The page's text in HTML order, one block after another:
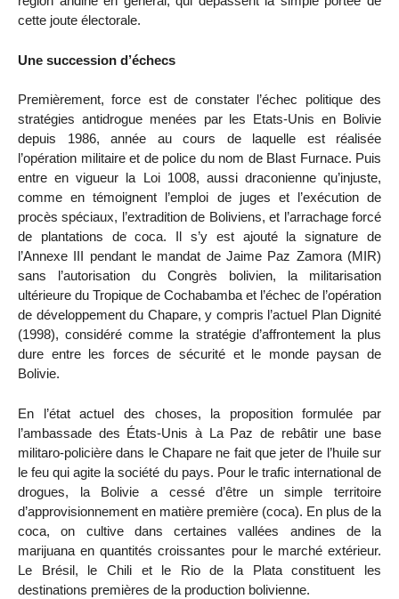
cette joute électorale.
Une succession d’échecs
Premièrement, force est de constater l’échec politique des
stratégies antidrogue menées par les Etats-Unis en Bolivie
depuis 1986, année au cours de laquelle est réalisée
l’opération militaire et de police du nom de Blast Furnace. Puis
entre en vigueur la Loi 1008, aussi draconienne qu’injuste,
comme en témoignent l’emploi de juges et l’exécution de
procès spéciaux, l’extradition de Boliviens, et l’arrachage forcé
de plantations de coca. Il s’y est ajouté la signature de
l’Annexe III pendant le mandat de Jaime Paz Zamora (MIR)
sans l’autorisation du Congrès bolivien, la militarisation
ultérieure du Tropique de Cochabamba et l’échec de l’opération
de développement du Chapare, y compris l’actuel Plan Dignité
(1998), considéré comme la stratégie d’affrontement la plus
dure entre les forces de sécurité et le monde paysan de
Bolivie.
En l’état actuel des choses, la proposition formulée par
l’ambassade des États-Unis à La Paz de rebâtir une base
militaro-policière dans le Chapare ne fait que jeter de l’huile sur
le feu qui agite la société du pays. Pour le trafic international de
drogues, la Bolivie a cessé d’être un simple territoire
d’approvisionnement en matière première (coca). En plus de la
coca, on cultive dans certaines vallées andines de la
marijuana en quantités croissantes pour le marché extérieur.
Le Brésil, le Chili et le Rio de la Plata constituent les
destinations premières de la production bolivienne.